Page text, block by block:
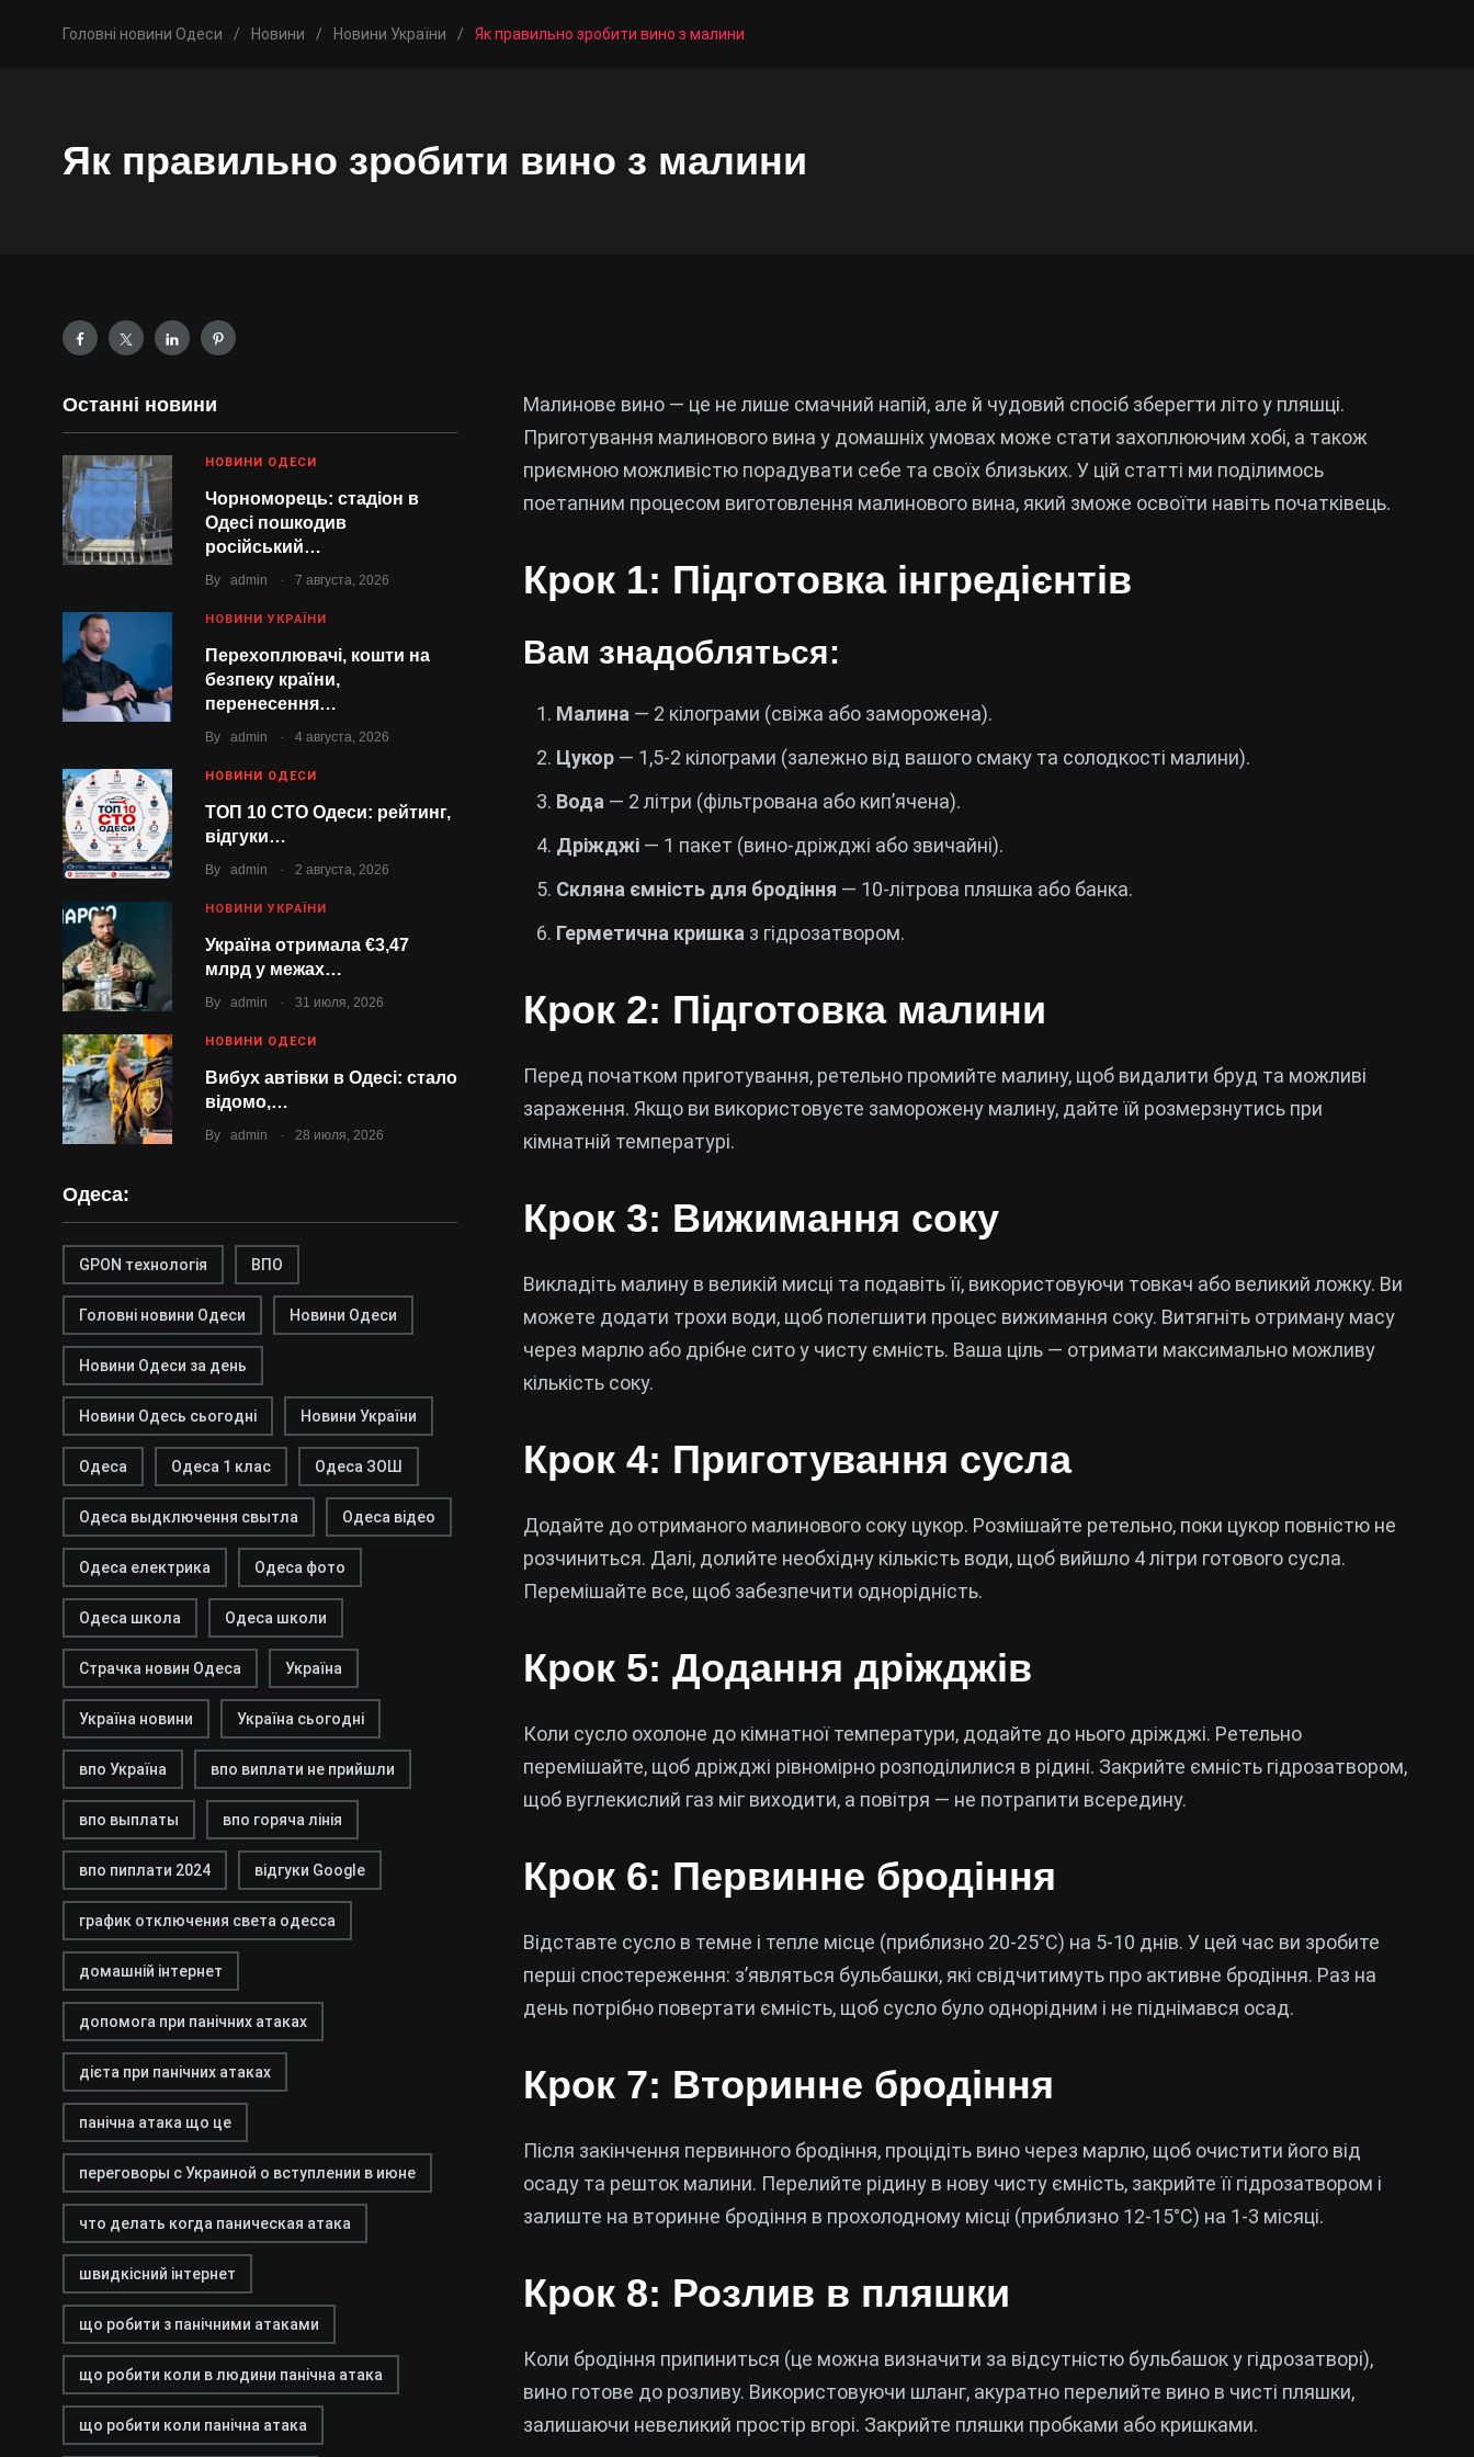
Головні новини Одеси / Новини / Новини України / Як правильно зробити вино з малини
Як правильно зробити вино з малини
Останні новини
НОВИНИ ОДЕСИ
Чорноморець: стадіон в
Одесі пошкодив
російський…
By admin . 7 августа, 2026
НОВИНИ УКРАЇНИ
Перехоплювачі, кошти на
безпеку країни,
перенесення…
By admin . 4 августа, 2026
НОВИНИ ОДЕСИ
ТОП 10 СТО Одеси: рейтинг,
відгуки…
By admin . 2 августа, 2026
НОВИНИ УКРАЇНИ
Україна отримала €3,47
млрд у межах…
By admin . 31 июля, 2026
НОВИНИ ОДЕСИ
Вибух автівки в Одесі: стало
відомо,…
By admin . 28 июля, 2026
Одеса:
GPON технологія ВПО
Головні новини Одеси Новини Одеси
Новини Одеси за день
Новини Одесь сьогодні Новини України
Одеса Одеса 1 клас Одеса ЗОШ
Одеса выдключення свытла Одеса відео
Одеса електрика Одеса фото
Одеса школа Одеса школи
Страчка новин Одеса Україна
Україна новини Україна сьогодні
впо Україна впо виплати не прийшли
впо выплаты впо горяча лінія
впо пиплати 2024 відгуки Google
график отключения света одесса
домашній інтернет
допомога при панічних атаках
дієта при панічних атаках
панічна атака що це
переговоры с Украиной о вступлении в июне
что делать когда паническая атака
швидкісний інтернет
що робити з панічними атаками
що робити коли в людини панічна атака
що робити коли панічна атака
Малинове вино — це не лише смачний напій, але й чудовий спосіб зберегти літо у пляшці.
Приготування малинового вина у домашніх умовах може стати захоплюючим хобі, а також
приємною можливістю порадувати себе та своїх близьких. У цій статті ми поділимось
поетапним процесом виготовлення малинового вина, який зможе освоїти навіть початківець.
Крок 1: Підготовка інгредієнтів
Вам знадобляться:
Малина — 2 кілограми (свіжа або заморожена).
Цукор — 1,5-2 кілограми (залежно від вашого смаку та солодкості малини).
Вода — 2 літри (фільтрована або кип’ячена).
Дріжджі — 1 пакет (вино-дріжджі або звичайні).
Скляна ємність для бродіння — 10-літрова пляшка або банка.
Герметична кришка з гідрозатвором.
Крок 2: Підготовка малини
Перед початком приготування, ретельно промийте малину, щоб видалити бруд та можливі
зараження. Якщо ви використовуєте заморожену малину, дайте їй розмерзнутись при
кімнатній температурі.
Крок 3: Вижимання соку
Викладіть малину в великій мисці та подавіть її, використовуючи товкач або великий ложку. Ви
можете додати трохи води, щоб полегшити процес вижимання соку. Витягніть отриману масу
через марлю або дрібне сито у чисту ємність. Ваша ціль — отримати максимально можливу
кількість соку.
Крок 4: Приготування сусла
Додайте до отриманого малинового соку цукор. Розмішайте ретельно, поки цукор повністю не
розчиниться. Далі, долийте необхідну кількість води, щоб вийшло 4 літри готового сусла.
Перемішайте все, щоб забезпечити однорідність.
Крок 5: Додання дріжджів
Коли сусло охолоне до кімнатної температури, додайте до нього дріжджі. Ретельно
перемішайте, щоб дріжджі рівномірно розподілилися в рідині. Закрийте ємність гідрозатвором,
щоб вуглекислий газ міг виходити, а повітря — не потрапити всередину.
Крок 6: Первинне бродіння
Відставте сусло в темне і тепле місце (приблизно 20-25°C) на 5-10 днів. У цей час ви зробите
перші спостереження: з’являться бульбашки, які свідчитимуть про активне бродіння. Раз на
день потрібно повертати ємність, щоб сусло було однорідним і не піднімався осад.
Крок 7: Вторинне бродіння
Після закінчення первинного бродіння, процідіть вино через марлю, щоб очистити його від
осаду та решток малини. Перелийте рідину в нову чисту ємність, закрийте її гідрозатвором і
залиште на вторинне бродіння в прохолодному місці (приблизно 12-15°C) на 1-3 місяці.
Крок 8: Розлив в пляшки
Коли бродіння припиниться (це можна визначити за відсутністю бульбашок у гідрозатворі),
вино готове до розливу. Використовуючи шланг, акуратно перелийте вино в чисті пляшки,
залишаючи невеликий простір вгорі. Закрийте пляшки пробками або кришками.